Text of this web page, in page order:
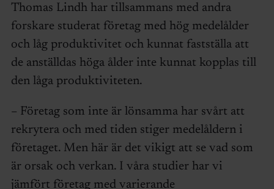
Thomas Lindh har tillsammans med andra
forskare studerat företag med hög medelålder
och låg produktivitet och kunnat fastställa att
de anställdas höga ålder inte kunnat kopplas till
den låga produktiviteten.
– Företag som inte är lönsamma har svårt att
rekrytera och med tiden stiger medelåldern i
företaget. Men här är det vikigt att se vad som
är orsak och verkan. I våra studier har vi
jämfört företag med varierande